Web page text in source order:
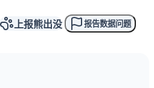
上报熊出没 报告数据问题